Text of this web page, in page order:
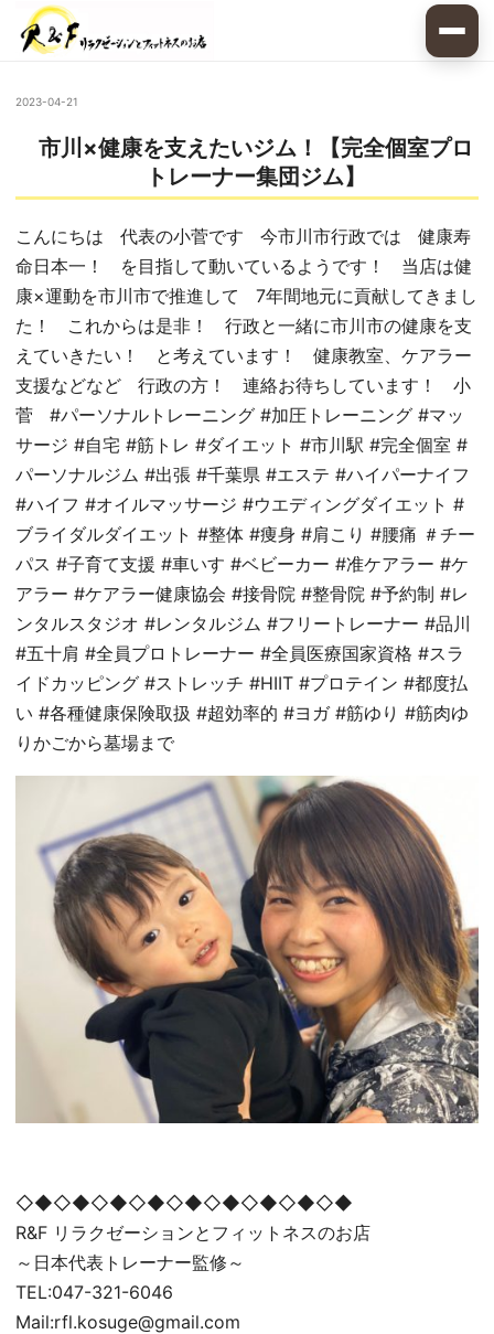
2023-04-21
市川×健康を支えたいジム！【完全個室プロ
トレーナー集団ジム】
こんにちは 代表の小菅です 今市川市行政では 健康寿
命日本一！ を目指して動いているようです！ 当店は健
康×運動を市川市で推進して 7年間地元に貢献してきまし
た！ これからは是非！ 行政と一緒に市川市の健康を支
えていきたい！ と考えています！ 健康教室、ケアラー
支援などなど 行政の方！ 連絡お待ちしています！ 小
菅 #パーソナルトレーニング #加圧トレーニング #マッ
サージ #自宅 #筋トレ #ダイエット #市川駅 #完全個室 #
パーソナルジム #出張 #千葉県 #エステ #ハイパーナイフ
#ハイフ #オイルマッサージ #ウエディングダイエット #
ブライダルダイエット #整体 #痩身 #肩こり #腰痛 ＃チー
パス #子育て支援 #車いす #ベビーカー #准ケアラー #ケ
アラー #ケアラー健康協会 #接骨院 #整骨院 #予約制 #レ
ンタルスタジオ #レンタルジム #フリートレーナー #品川
#五十肩 #全員プロトレーナー #全員医療国家資格 #スラ
イドカッピング #ストレッチ #HIIT #プロテイン #都度払
い #各種健康保険取扱 #超効率的 #ヨガ #筋ゆり #筋肉ゆ
りかごから墓場まで
◇◆◇◆◇◆◇◆◇◆◇◆◇◆◇◆◇◆
R&F リラクゼーションとフィットネスのお店
～日本代表トレーナー監修～
TEL:047-321-6046
Mail:rfl.kosuge@gmail.com